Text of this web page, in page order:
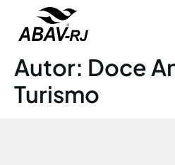
Autor: Doce
Turismo